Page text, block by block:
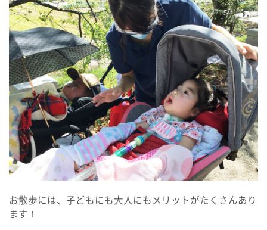
お散歩には、子どもにも大人にもメリットがたくさんあり
ます！